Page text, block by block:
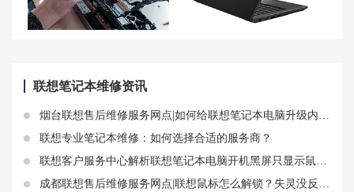
联想笔记本维修资讯
烟台联想售后维修服务网点|如何给联想笔记本电脑升级内存条？详细步骤教你轻松搞定
联想专业笔记本维修：如何选择合适的服务商？
联想客户服务中心解析联想笔记本电脑开机黑屏只显示鼠标解决操作步骤
成都联想售后维修服务网点|联想鼠标怎么解锁？失灵没反应按什么键恢复？